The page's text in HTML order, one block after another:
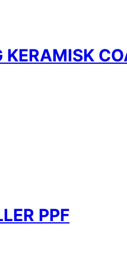
KERAMISK
PPF